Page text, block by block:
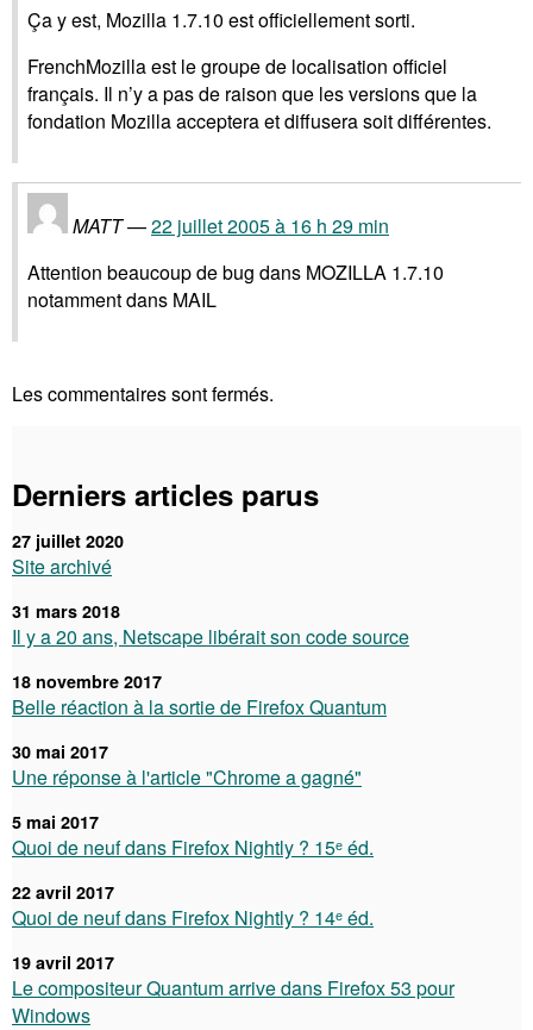
Ça y est, Mozilla 1.7.10 est officiellement sorti.
FrenchMozilla est le groupe de localisation officiel
français. Il n’y a pas de raison que les versions que la
fondation Mozilla acceptera et diffusera soit différentes.
MATT
22 juillet 2005 à 16 h 29 min
Attention beaucoup de bug dans MOZILLA 1.7.10
notamment dans MAIL
Les commentaires sont fermés.
Derniers articles parus
27 juillet 2020
Site archivé
31 mars 2018
Il y a 20 ans, Netscape libérait son code source
18 novembre 2017
Belle réaction à la sortie de Firefox Quantum
30 mai 2017
Une réponse à l'article "Chrome a gagné"
5 mai 2017
Quoi de neuf dans Firefox Nightly ? 15ᵉ éd.
22 avril 2017
Quoi de neuf dans Firefox Nightly ? 14ᵉ éd.
19 avril 2017
Le compositeur Quantum arrive dans Firefox 53 pour
Windows